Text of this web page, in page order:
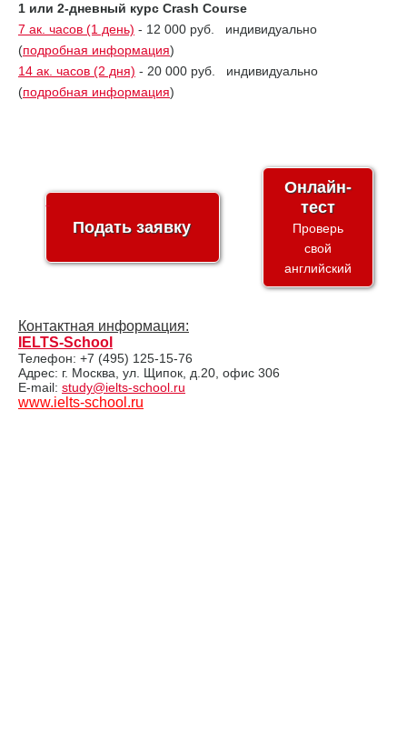
1 или 2-дневный курс Crash Course
7 ак. часов (1 день) - 12 000 руб. индивидуально
(подробная информация)
14 ак. часов (2 дня) - 20 000 руб. индивидуально
(подробная информация)
Подать заявку
Онлайн-
тест
Проверь
свой
английский
Контактная информация:
IELTS-School
Телефон: +7 (495) 125-15-76
Адрес: г. Москва, ул. Щипок, д.20, офис 306
E-mail: study@ielts-school.ru
www.ielts-school.ru